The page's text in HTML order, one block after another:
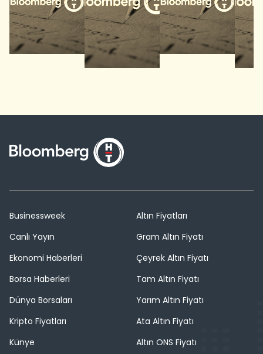
Businessweek
Canlı Yayın
Ekonomi Haberleri
Borsa Haberleri
Dünya Borsaları
Kripto Fiyatları
Künye
Altın Fiyatları
Gram Altın Fiyatı
Çeyrek Altın Fiyatı
Tam Altın Fiyatı
Yarım Altın Fiyatı
Ata Altın Fiyatı
Altın ONS Fiyatı